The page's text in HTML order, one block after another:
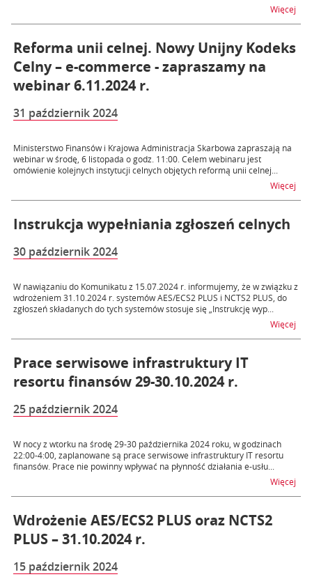
Więcej
Reforma unii celnej. Nowy Unijny Kodeks
Celny – e-commerce - zapraszamy na
webinar 6.11.2024 r.
31 październik 2024
Ministerstwo Finansów i Krajowa Administracja Skarbowa zapraszają na
webinar w środę, 6 listopada o godz. 11:00. Celem webinaru jest
omówienie kolejnych instytucji celnych objętych reformą unii celnej...
Więcej
Instrukcja wypełniania zgłoszeń celnych
30 październik 2024
W nawiązaniu do Komunikatu z 15.07.2024 r. informujemy, że w związku z
wdrożeniem 31.10.2024 r. systemów AES/ECS2 PLUS i NCTS2 PLUS, do
zgłoszeń składanych do tych systemów stosuje się „Instrukcję wyp...
Więcej
Prace serwisowe infrastruktury IT
resortu finansów 29-30.10.2024 r.
25 październik 2024
W nocy z wtorku na środę 29-30 października 2024 roku, w godzinach
22:00-4:00, zaplanowane są prace serwisowe infrastruktury IT resortu
finansów. Prace nie powinny wpływać na płynność działania e-usłu...
Więcej
Wdrożenie AES/ECS2 PLUS oraz NCTS2
PLUS – 31.10.2024 r.
15 październik 2024